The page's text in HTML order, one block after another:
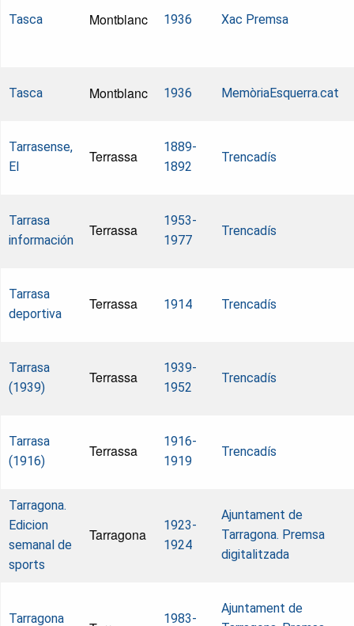
Tasca Montblanc 1936 Xac Premsa
Tasca Montblanc 1936 MemòriaEsquerra.cat
Tarrasense,
El
Terrassa
1889-
1892
Trencadís
Tarrasa
información
Terrassa
1953-
1977
Trencadís
Tarrasa
deportiva
Terrassa 1914 Trencadís
Tarrasa
(1939)
Terrassa
1939-
1952
Trencadís
Tarrasa
(1916)
Terrassa
1916-
1919
Trencadís
Tarragona.
Edicion
semanal de
sports
Tarragona
1923-
1924
Ajuntament de
Tarragona. Premsa
digitalitzada
Tarragona 1983-
Ajuntament de